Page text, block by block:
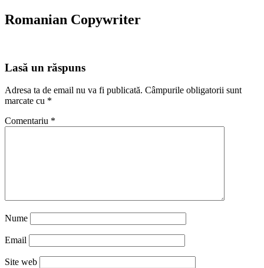
Romanian Copywriter
Lasă un răspuns
Adresa ta de email nu va fi publicată. Câmpurile obligatorii sunt
marcate cu *
Comentariu *
Nume
Email
Site web